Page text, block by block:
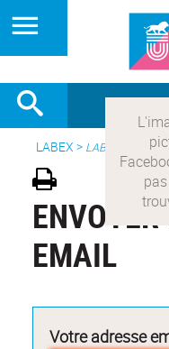
LABEX > LABEX COMOD
EMAIL
Votre adresse